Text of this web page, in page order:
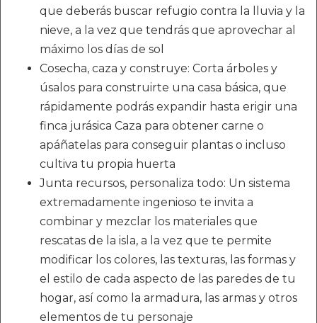
que deberás buscar refugio contra la lluvia y la
nieve, a la vez que tendrás que aprovechar al
máximo los días de sol
Cosecha, caza y construye: Corta árboles y
úsalos para construirte una casa básica, que
rápidamente podrás expandir hasta erigir una
finca jurásica Caza para obtener carne o
apáñatelas para conseguir plantas o incluso
cultiva tu propia huerta
Junta recursos, personaliza todo: Un sistema
extremadamente ingenioso te invita a
combinar y mezclar los materiales que
rescatas de la isla, a la vez que te permite
modificar los colores, las texturas, las formas y
el estilo de cada aspecto de las paredes de tu
hogar, así como la armadura, las armas y otros
elementos de tu personaje